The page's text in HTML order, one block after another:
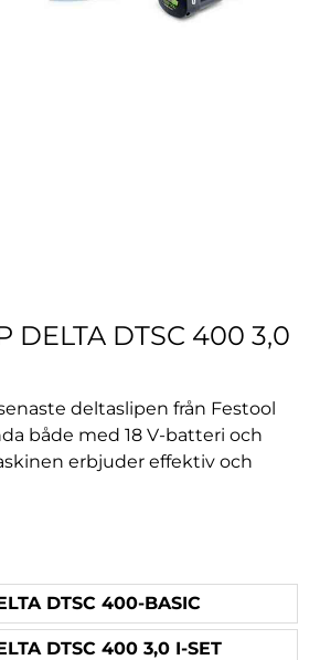
DELTA DTSC 400 3,0
deltaslipen från Festool
både med 18 V-batteri och
erbjuder effektiv och
DTSC 400-BASIC
DTSC 400 3,0 I-SET